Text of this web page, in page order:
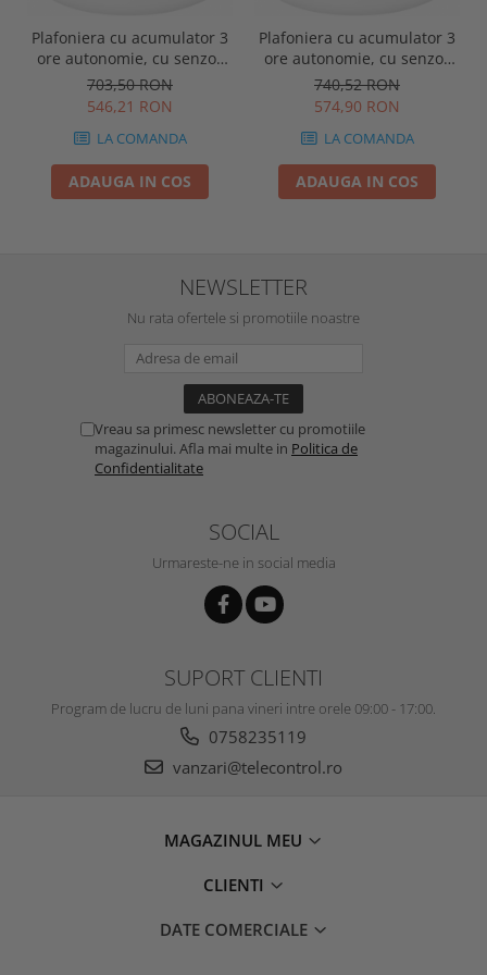
Plafoniera cu acumulator 3
ore autonomie, cu senzor
miscare, exterior, 17W,
450lm, 4000K, Intelight
92782
703,50 RON
546,21 RON
LA COMANDA
ADAUGA IN COS
Plafoniera cu acumulator 3
ore autonomie, cu senzor
miscare, dimabila, exterior,
16W, 450lm, 4000K,
Intelight 92781
740,52 RON
574,90 RON
LA COMANDA
ADAUGA IN COS
NEWSLETTER
Nu rata ofertele si promotiile noastre
Vreau sa primesc newsletter cu promotiile
magazinului. Afla mai multe in Politica de
Confidentialitate
SOCIAL
Urmareste-ne in social media
SUPORT CLIENTI
Program de lucru de luni pana vineri intre orele 09:00 - 17:00.
0758235119
vanzari@telecontrol.ro
MAGAZINUL MEU
CLIENTI
DATE COMERCIALE